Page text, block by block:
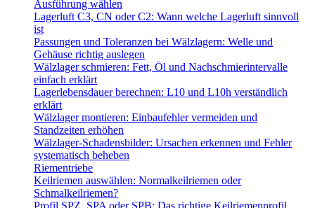
Ausführung wählen
Lagerluft C3, CN oder C2: Wann welche Lagerluft sinnvoll
ist
Passungen und Toleranzen bei Wälzlagern: Welle und
Gehäuse richtig auslegen
Wälzlager schmieren: Fett, Öl und Nachschmierintervalle
einfach erklärt
Lagerlebensdauer berechnen: L10 und L10h verständlich
erklärt
Wälzlager montieren: Einbaufehler vermeiden und
Standzeiten erhöhen
Wälzlager-Schadensbilder: Ursachen erkennen und Fehler
systematisch beheben
Riementriebe
Keilriemen auswählen: Normalkeilriemen oder
Schmalkeilriemen?
Profil SPZ, SPA oder SPB: Das richtige Keilriemenprofil